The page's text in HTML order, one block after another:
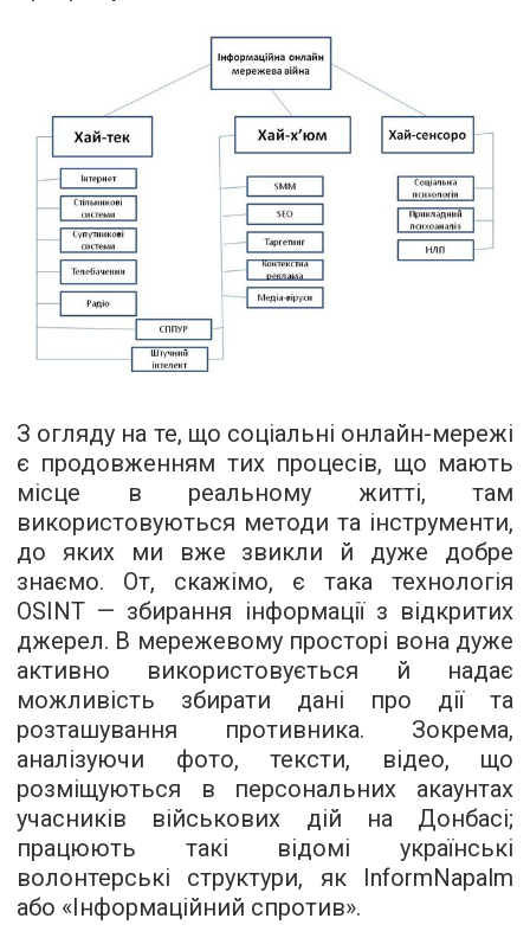
З огляду на те, що соціальні онлайн-мережі
є продовженням тих процесів, що мають
місце в реальному житті, там
використовуються методи та інструменти,
до яких ми вже звикли й дуже добре
знаємо. От, скажімо, є така технологія
OSINT — збирання інформації з відкритих
джерел. В мережевому просторі вона дуже
активно використовується й надає
можливість збирати дані про дії та
розташування противника. Зокрема,
аналізуючи фото, тексти, відео, що
розміщуються в персональних акаунтах
учасників військових дій на Донбасі;
працюють такі відомі українські
волонтерські структури, як InformNapalm
або «Інформаційний спротив».